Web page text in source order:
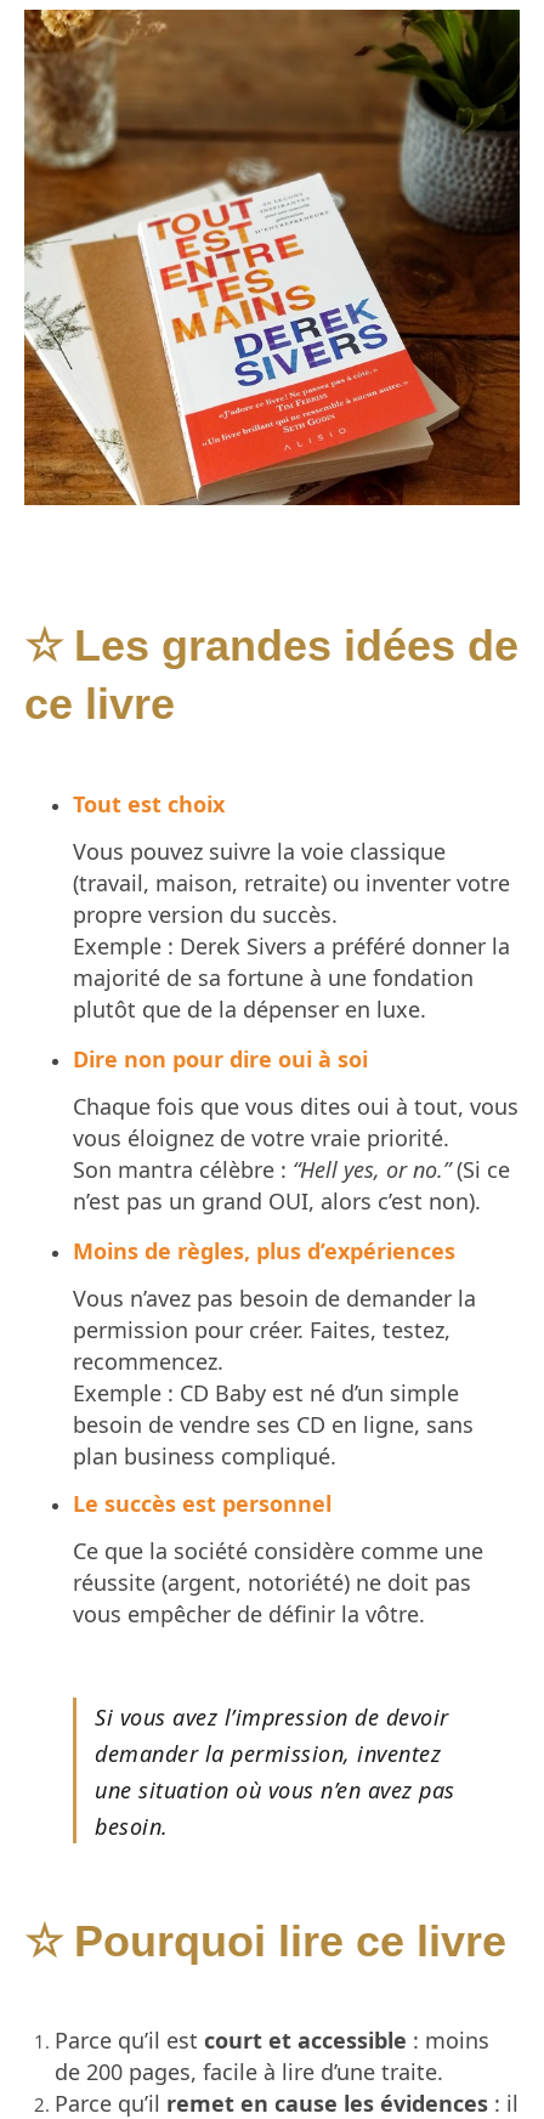
☆ Les grandes idées de
ce livre
Tout est choix
Vous pouvez suivre la voie classique
(travail, maison, retraite) ou inventer votre
propre version du succès.
Exemple : Derek Sivers a préféré donner la
majorité de sa fortune à une fondation
plutôt que de la dépenser en luxe.
Dire non pour dire oui à soi
Chaque fois que vous dites oui à tout, vous
vous éloignez de votre vraie priorité.
Son mantra célèbre : “Hell yes, or no.”(Si ce
n’est pas un grand OUI, alors c’est non).
Moins de règles, plus d’expériences
Vous n’avez pas besoin de demander la
permission pour créer. Faites, testez,
recommencez.
Exemple : CD Baby est né d’un simple
besoin de vendre ses CD en ligne, sans
plan business compliqué.
Le succès est personnel
Ce que la société considère comme une
réussite (argent, notoriété) ne doit pas
vous empêcher de définir la vôtre.
Si vous avez l’impression de devoir
demander la permission, inventez
une situation où vous n’en avez pas
besoin.
☆ Pourquoi lire ce livre
Parce qu’il est court et accessible : moins
de 200 pages, facile à lire d’une traite.
Parce qu’il remet en cause les évidences : il